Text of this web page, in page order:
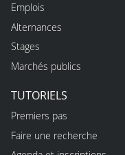
Emplois
Alternances
Stages
Marchés publics
TUTORIELS
Premiers pas
Faire une recherche